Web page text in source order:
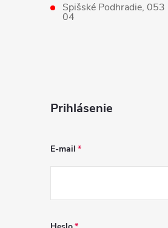
Spišské Podhradie, 053
04
Prihlásenie
E-mail